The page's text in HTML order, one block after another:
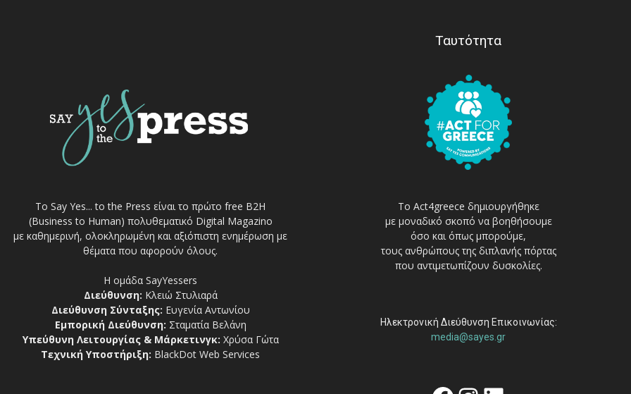
Το Say Yes... to the Press είναι το πρώτο free Β2Η
(Business to Human) πολυθεματικό Digital Magazino
με καθημερινή, ολοκληρωμένη και αξιόπιστη ενημέρωση με
θέματα που αφορούν όλους.
Η ομάδα SayYessers
Διεύθυνση: Κλειώ Στυλιαρά
Διεύθυνση Σύνταξης: Ευγενία Αντωνίου
Εμπορική Διεύθυνση: Σταματία Βελάνη
Υπεύθυνη Λειτουργίας & Μάρκετινγκ: Χρύσα Γώτα
Τεχνική Υποστήριξη: BlackDot Web Services
Ταυτότητα
Το Act4greece δημιουργήθηκε
με μοναδικό σκοπό να βοηθήσουμε
όσο και όπως μπορούμε,
τους ανθρώπους της διπλανής πόρτας
που αντιμετωπίζουν δυσκολίες.
Ηλεκτρονική Διεύθυνση Επικοινωνίας:
media@sayes.gr